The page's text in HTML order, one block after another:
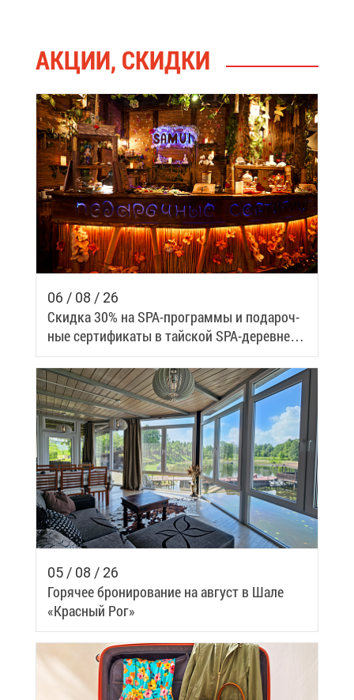
АК­ЦИИ, СКИД­КИ
06 / 08 / 26
Скид­ка 30% на SPA-про­грам­мы и по­да­роч­
ные сер­ти­фи­ка­ты в тай­ской SPA-де­ревне
Samui
05 / 08 / 26
Го­ря­чее бро­ни­ро­ва­ние на ав­густ в Ша­ле
«Крас­ный Рог»